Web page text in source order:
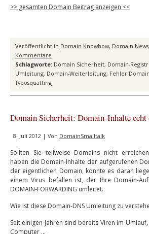
>> gesamten Domain Beitrag anzeigen <<
Veröffentlicht in Domain Knowhow, Domain News,
Kommentare
Schlagworte: Domain Sicherheit, Domain-
Umleitung, Domain-Weiterleitung, Fehler
Typosquatting
Domain Sicherheit: Domain-Inhalte echt
8. Juli 2012 | Von DomainSmalltalk
Sollten Sie teilweise Domains nicht
haben die Domain-Inhalte der aufgerufenen
der eigentlichen Domain, könnte es daran
einem Virus befallen ist, der Ihre Domain-
DOMAIN-FORWARDING umleitet.
Wie ist diese Domain-DNS Umleitung zu
Seit einigen Jahren sind bereits Viren im
Computer …